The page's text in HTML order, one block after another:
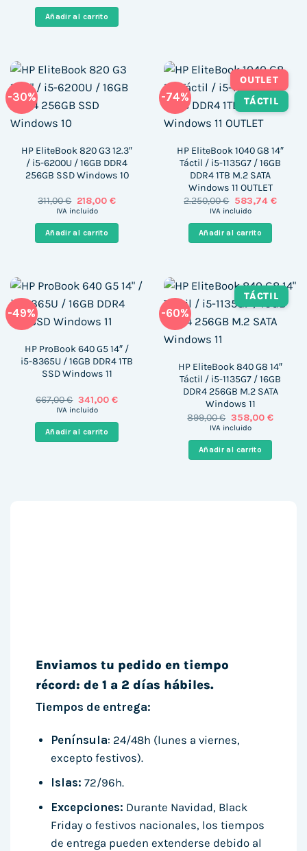
1.259,00 €.
Añadir al carrito
-30%
HP EliteBook 820 G3 12.3″
/ i5-6200U / 16GB DDR4
256GB SSD Windows 10
311,00€ El
precio
era:
311,00 €.
218,00 €El
es:
218,00 €.
IVA incluido
Añadir al carrito
-74%
OUTLET
TÁCTIL
HP EliteBook 1040 G8 14″
Táctil / i5-1135G7 / 16GB
DDR4 1TB M.2 SATA
Windows 11 OUTLET
2.250,00€ El
precio
era:
2.250,00 €.
583,74 €El
IVA incluido
Añadir al carrito
-49%
HP ProBook 640 G5 14″ /
i5-8365U / 16GB DDR4 1TB
SSD Windows 11
667,00€ El
precio
era:
667,00 €.
341,00 €El
es:
341,00 €.
IVA incluido
Añadir al carrito
-60%
TÁCTIL
HP EliteBook 840 G8 14″
Táctil / i5-1135G7 / 16GB
DDR4 256GB M.2 SATA
Windows 11
899,00€ El
precio
era:
899,00 €.
358,00 €El
IVA incluido
Añadir al carrito
Enviamos tu pedido en tiempo
récord: de 1 a 2 días hábiles.
Tiempos de entrega:
Península: 24/48h (lunes a viernes,
excepto festivos).
Islas: 72/96h.
Excepciones: Durante Navidad, Black
Friday o festivos nacionales, los tiempos
de entrega pueden extenderse debido al